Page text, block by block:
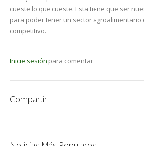
cueste lo que cueste. Esta tiene que ser
para poder tener un sector agroalimentario
competitivo.
Inicie sesión para comentar
Compartir